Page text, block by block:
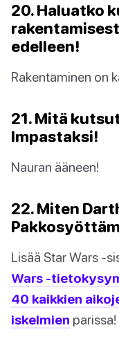
20. Haluatko
edelleen!
Rakentaminen on
21. Mitä
Impastaksi!
Nauran ääneen!
22. Miten
Lisää Star Wars -
Wars -
40 kaikkien
iskelmien parissa!